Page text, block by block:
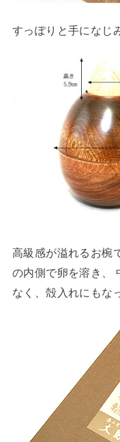
すっぽりと手になじ
高級感が溢れるお椀
の内側で卵を溶き、
なく、殻入れにもな